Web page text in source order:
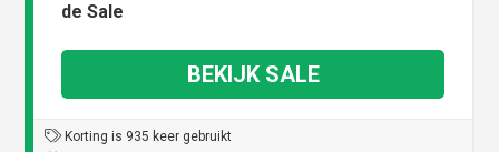
de Sale
BEKIJK SALE
Korting is 935 keer gebruikt